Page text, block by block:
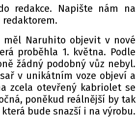
redakce. Napište nám na
redaktorem.
měl Naruhito objevit v nové
proběhla 1. května. Podle
žádný podobný vůz nebyl.
v unikátním voze objeví a
zcela otevřený kabriolet se
poněkud reálnější by tak
bude snazší i na výrobu.